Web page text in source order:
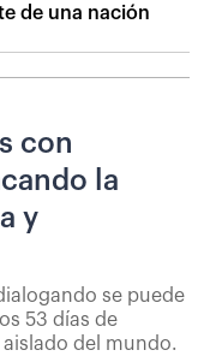
de una nación
con
la
y
se puede
53 días de
del mundo.